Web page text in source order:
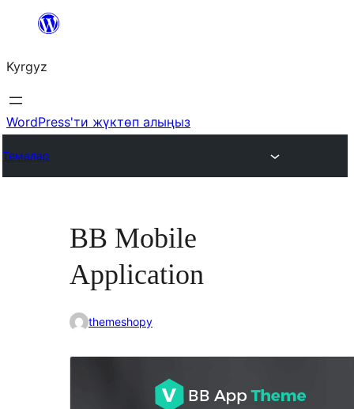
Мазмунга
Kyrgyz
WordPress'ти жүктөп алыңыз
Темалар
BB Mobile
Application
themeshopy